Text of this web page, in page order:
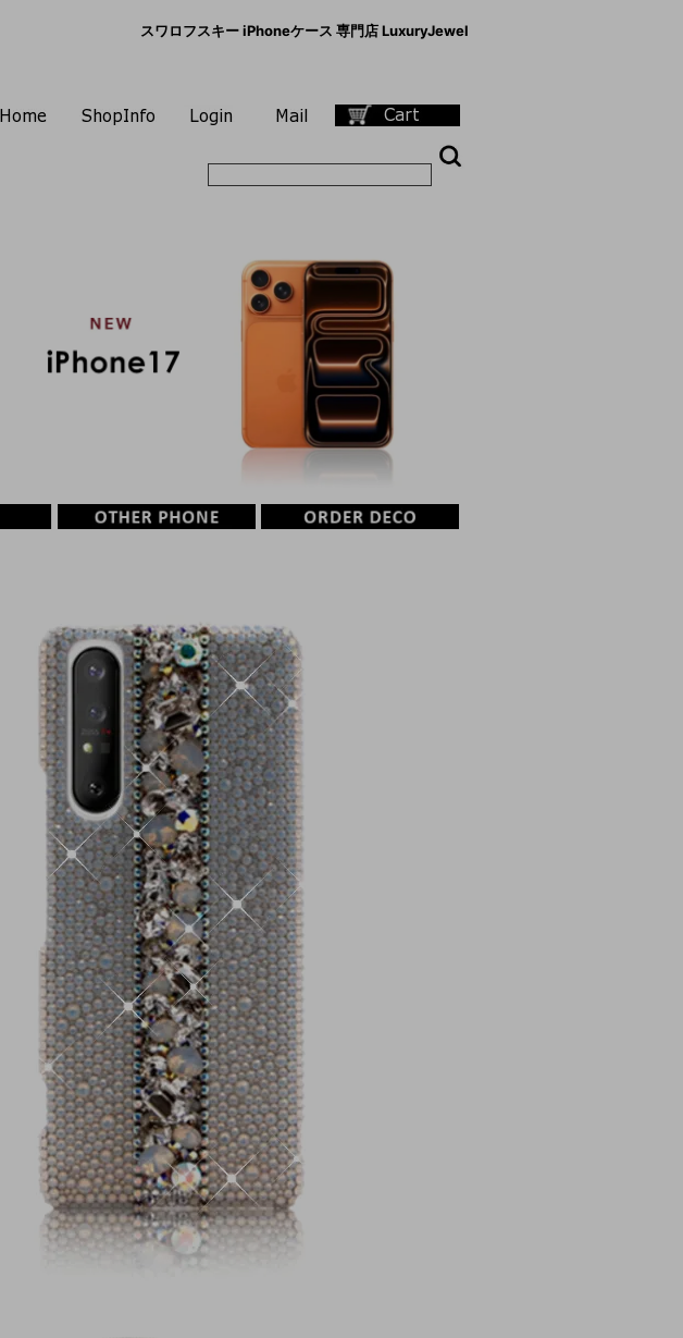
スワロフスキー iPhoneケース 専門店 LuxuryJewel